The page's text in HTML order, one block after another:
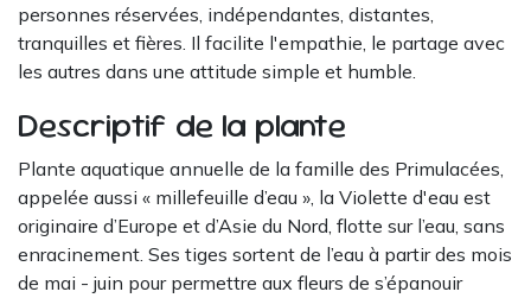
personnes réservées, indépendantes, distantes,
tranquilles et fières. Il facilite l'empathie, le partage avec
les autres dans une attitude simple et humble.
Descriptif de la plante
Plante aquatique annuelle de la famille des Primulacées,
appelée aussi « millefeuille d’eau », la Violette d'eau est
originaire d’Europe et d’Asie du Nord, flotte sur l’eau, sans
enracinement. Ses tiges sortent de l’eau à partir des mois
de mai - juin pour permettre aux fleurs de s’épanouir